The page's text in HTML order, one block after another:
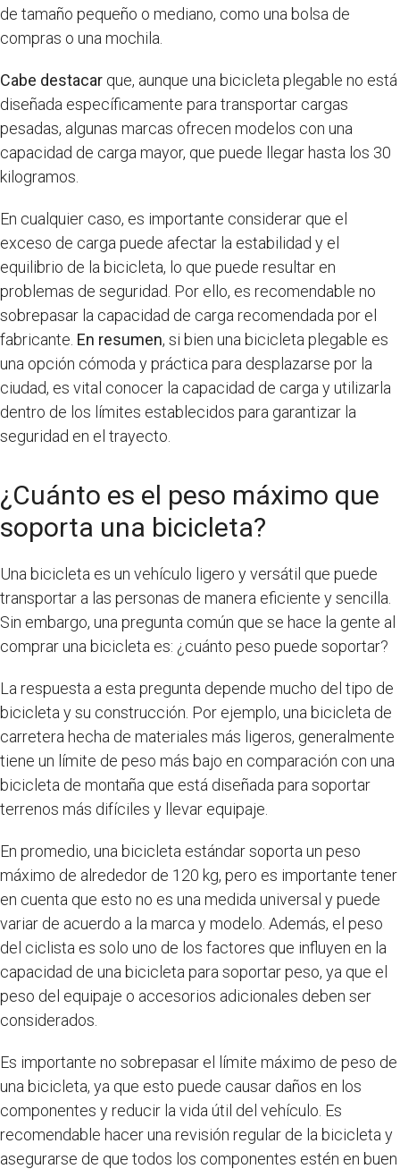
de tamaño pequeño o mediano, como una bolsa de
compras o una mochila.
Cabe destacar que, aunque una bicicleta plegable no está
diseñada específicamente para transportar cargas
pesadas, algunas marcas ofrecen modelos con una
capacidad de carga mayor, que puede llegar hasta los 30
kilogramos.
En cualquier caso, es importante considerar que el
exceso de carga puede afectar la estabilidad y el
equilibrio de la bicicleta, lo que puede resultar en
problemas de seguridad. Por ello, es recomendable no
sobrepasar la capacidad de carga recomendada por el
fabricante. En resumen, si bien una bicicleta plegable es
una opción cómoda y práctica para desplazarse por la
ciudad, es vital conocer la capacidad de carga y utilizarla
dentro de los límites establecidos para garantizar la
seguridad en el trayecto.
¿Cuánto es el peso máximo que
soporta una bicicleta?
Una bicicleta es un vehículo ligero y versátil que puede
transportar a las personas de manera eficiente y sencilla.
Sin embargo, una pregunta común que se hace la gente al
comprar una bicicleta es: ¿cuánto peso puede soportar?
La respuesta a esta pregunta depende mucho del tipo de
bicicleta y su construcción. Por ejemplo, una bicicleta de
carretera hecha de materiales más ligeros, generalmente
tiene un límite de peso más bajo en comparación con una
bicicleta de montaña que está diseñada para soportar
terrenos más difíciles y llevar equipaje.
En promedio, una bicicleta estándar soporta un peso
máximo de alrededor de 120 kg, pero es importante tener
en cuenta que esto no es una medida universal y puede
variar de acuerdo a la marca y modelo. Además, el peso
del ciclista es solo uno de los factores que influyen en la
capacidad de una bicicleta para soportar peso, ya que el
peso del equipaje o accesorios adicionales deben ser
considerados.
Es importante no sobrepasar el límite máximo de peso de
una bicicleta, ya que esto puede causar daños en los
componentes y reducir la vida útil del vehículo. Es
recomendable hacer una revisión regular de la bicicleta y
asegurarse de que todos los componentes estén en buen